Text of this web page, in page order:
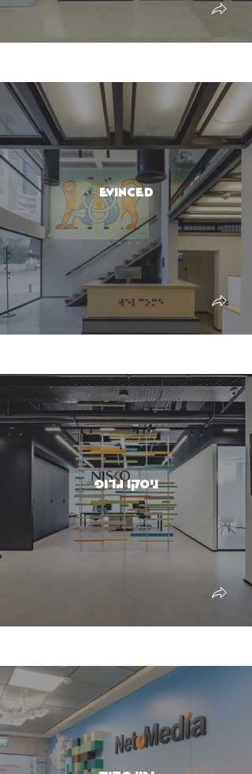
Evinced
ניסקו גרופ